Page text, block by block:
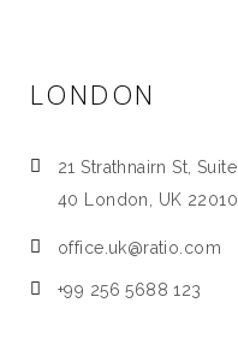
LONDON
21 Strathnairn St, Suite
40 London, UK 22010
office.uk@ratio.com
+99 256 5688 123